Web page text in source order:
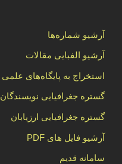
آرشیو شماره‌ها
آرشیو الفبایی مقالات
استخراج به پایگاه‌های علمی
گستره جغرافیایی نویسندگان
گستره جغرافیایی ارزیابان
آرشیو فایل های PDF
سامانه قدیم